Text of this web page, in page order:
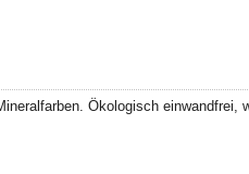
Ökologisch einwandfrei,